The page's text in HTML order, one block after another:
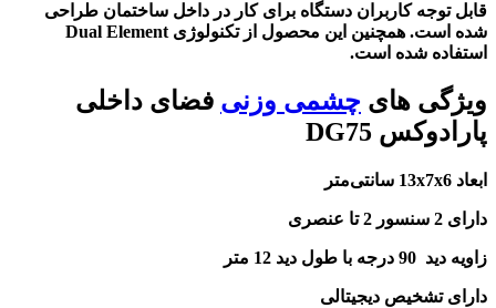
قابل توجه کاربران دستگاه برای کار در داخل ساختمان طراحی
شده است. همچنین این محصول از تکنولوژی Dual Element
استفاده شده است.
ویژگی های چشمی وزنی فضای داخلی
پارادوکس DG75
ابعاد 13x7x6 سانتی‌متر
دارای 2 سنسور 2 تا عنصری
زاویه دید 90 درجه با طول دید 12 متر
دارای تشخیص دیجیتالی